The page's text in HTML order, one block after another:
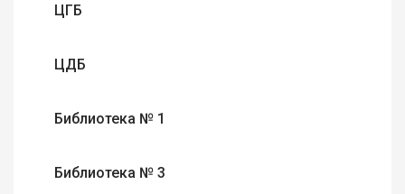
ЦГБ
ЦДБ
Библиотека № 1
Библиотека № 3